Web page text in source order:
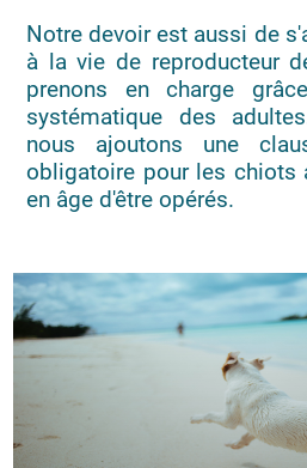
Notre devoir est aussi de
à la vie de reproducteur
prenons en charge
systématique des
nous ajoutons une
obligatoire pour les chiots
en âge d'être opérés.